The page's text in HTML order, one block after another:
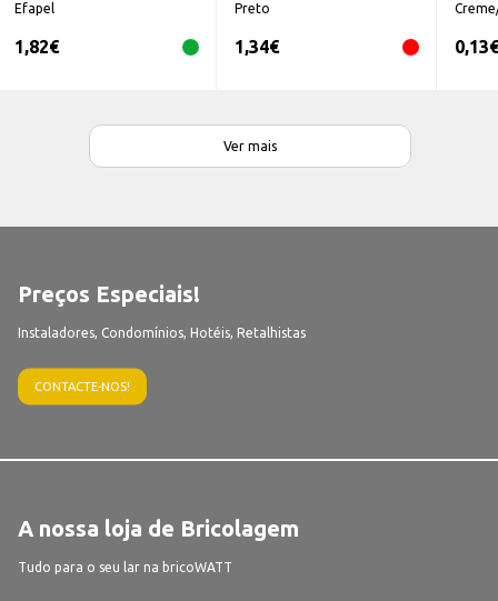
Efapel
1,82€
Preto
1,34€ 0,13€
Ver mais
Preços Especiais!
Instaladores, Condomínios, Hotéis, Retalhistas
CONTACTE-NOS!
A nossa loja de Bricolagem
Tudo para o seu lar na bricoWATT